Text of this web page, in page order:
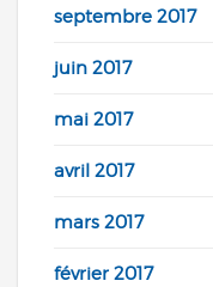
septembre 2017
juin 2017
mai 2017
avril 2017
mars 2017
février 2017